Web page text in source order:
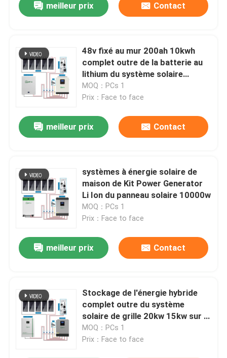
meilleur prix Contact
48v fixé au mur 200ah 10kwh
complet outre de la batterie au
lithium du système solaire
Lifepo4 de grille
MOQ：PCs 1
Prix：Face to face
meilleur prix Contact
systèmes à énergie solaire de
maison de Kit Power Generator
Li Ion du panneau solaire 10000w
MOQ：PCs 1
Prix：Face to face
meilleur prix Contact
Stockage de l'énergie hybride
complet outre du système
solaire de grille 20kw 15kw sur la
grille outre du système solaire
de grille
MOQ：PCs 1
Prix：Face to face